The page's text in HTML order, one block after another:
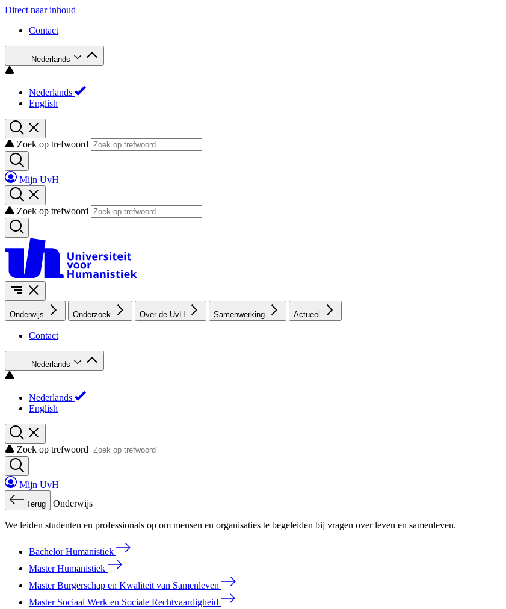
Direct naar inhoud
Contact
Nederlands
Nederlands
English
Zoek op trefwoord
Mijn UvH
Zoek op trefwoord
Onderwijs Onderzoek Over de UvH Samenwerking Actueel
Contact
Nederlands
Nederlands
English
Zoek op trefwoord
Mijn UvH
Terug Onderwijs
We leiden studenten en professionals op om mensen en organisaties te begeleiden bij vragen over leven en samenleven.
Bachelor Humanistiek
Master Humanistiek
Master Burgerschap en Kwaliteit van Samenleven
Master Sociaal Werk en Sociale Rechtvaardigheid